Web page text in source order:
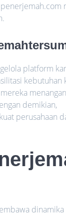
platform
kebutuhan
demikian,
perusahaan
dinamika